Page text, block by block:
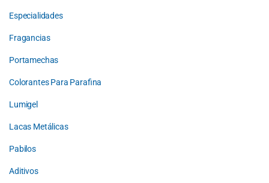
Especialidades
Fragancias
Portamechas
Colorantes Para Parafina
Lumigel
Lacas Metálicas
Pabilos
Aditivos